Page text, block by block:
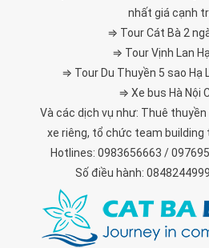
nhất giá cạnh
⇒ Tour Cát Bà 2
⇒ Tour Vịnh Lan
⇒ Tour Du Thuyền 5 sao Hạ
⇒ Xe bus Hà Nội
Và các dịch vụ như: Thuê
xe riêng, tổ chức team building
Hotlines: 0983656663 /
Số điều hành: